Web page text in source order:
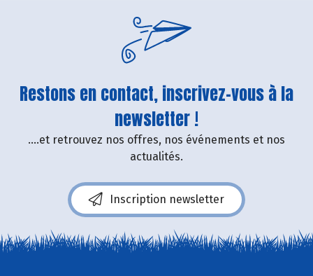
Restons en contact, inscrivez-vous à la
newsletter !
....et retrouvez nos offres, nos événements et nos
actualités.
Inscription newsletter